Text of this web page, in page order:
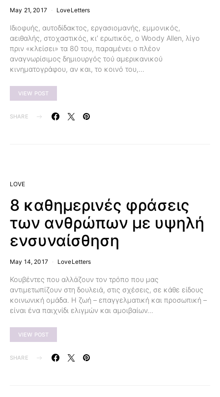
May 21, 2017 LoveLetters
Ιδιοφυής, αυτοδίδακτος, εργασιομανής, εμμονικός,
αειθαλής, στοχαστικός, κι’ ερωτικός, ο Woody Allen, λίγο
πριν «κλείσει» τα 80 του, παραμένει ο πλέον
αναγνωρίσιμος δημιουργός τού αμερικανικού
κινηματογράφου, αν και, το κοινό του,…
VIEW POST
SHARE
LOVE
8 καθημερινές φράσεις
των ανθρώπων με υψηλή
ενσυναίσθηση
May 14, 2017 LoveLetters
Κουβέντες που αλλάζουν τον τρόπο που μας
αντιμετωπίζουν στη δουλειά, στις σχέσεις, σε κάθε είδους
κοινωνική ομάδα. Η ζωή – επαγγελματική και προσωπική –
είναι ένα παιχνίδι ελιγμών και αμοιβαίων…
VIEW POST
SHARE